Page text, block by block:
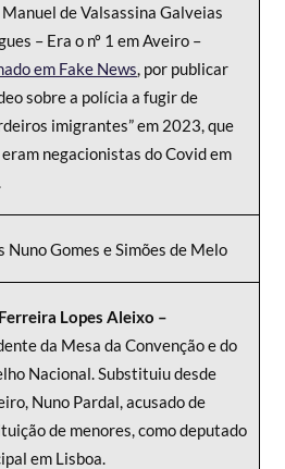
Manuel de Valsassina Galveias
– Era o nº 1 em Aveiro –
em Fake News, por publicar
sobre a polícia a fugir de
imigrantes” em 2023, que
negacionistas do Covid em
Nuno Gomes e Simões de Melo
Lopes Aleixo –
da Mesa da Convenção e do
Nacional. Substituiu desde
Nuno Pardal, acusado de
de menores, como deputado
em Lisboa.